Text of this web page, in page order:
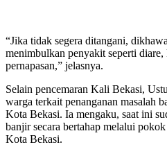
“Jika tidak segera ditangani,
menimbulkan penyakit seperti
pernapasan,” jelasnya.
Selain pencemaran Kali Bekasi,
warga terkait penanganan masalah
Kota Bekasi. Ia mengaku, saat ini
banjir secara bertahap melalui
Kota Bekasi.